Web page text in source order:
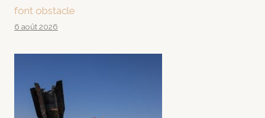
font obstacle
6 août 2026